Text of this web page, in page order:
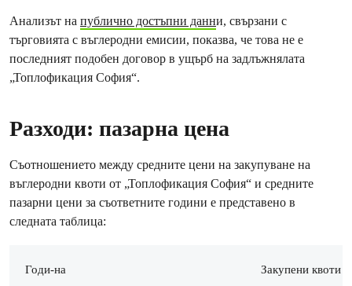
Анализът на публично достъпни данни, свързани с
търговията с въглеродни емисии, показва, че това не е
последният подобен договор в ущърб на задлъжнялата
„Топлофикация София“.
Разходи: пазарна цена
Съотношението между средните цени на закупуване на
въглеродни квоти от „Топлофикация София“ и средните
пазарни цени за съответните години е представено в
следната таблица:
Годи-на Закупени квоти